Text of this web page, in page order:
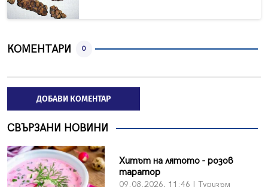
КОМЕНТАРИ 0
ДОБАВИ КОМЕНТАР
СВЪРЗАНИ НОВИНИ
Хитът на лятото - розов
таратор
09.08.2026, 11:46 | Туризъм